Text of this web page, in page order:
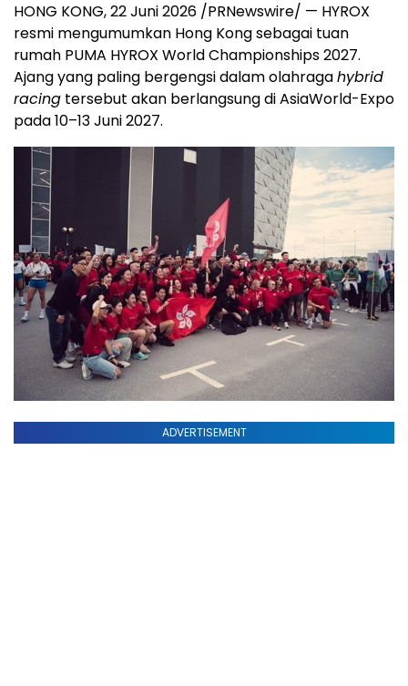
HONG KONG, 22 Juni 2026 /PRNewswire/ — HYROX
resmi mengumumkan Hong Kong sebagai tuan
rumah PUMA HYROX World Championships 2027.
Ajang yang paling bergengsi dalam olahragahybrid
racing tersebut akan berlangsung di AsiaWorld-Expo
pada 10–13 Juni 2027.
ADVERTISEMENT